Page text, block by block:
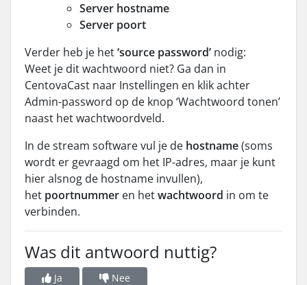
Server hostname
Server poort
Verder heb je het‘source password’ nodig:
Weet je dit wachtwoord niet? Ga dan in
CentovaCast naar Instellingen en klik achter
Admin-password op de knop ‘Wachtwoord tonen’
naast het wachtwoordveld.
In de stream software vul je de hostname(soms
wordt er gevraagd om het IP-adres, maar je kunt
hier alsnog de hostname invullen),
het poortnummer en hetwachtwoord in om te
verbinden.
Was dit antwoord nuttig?
Ja Nee